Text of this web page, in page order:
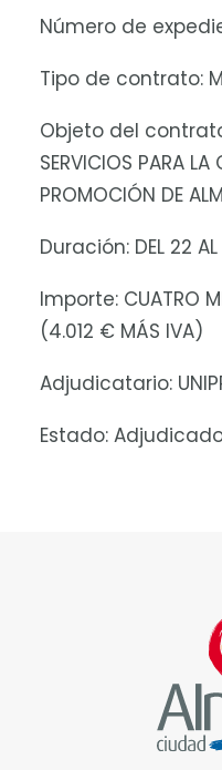
Número de
Tipo de contrato:
Objeto del contrato:
SERVICIOS PARA LA
PROMOCIÓN DE
Duración: DEL 22 AL
Importe: CUATRO
(4.012 € MÁS IVA)
Adjudicatario:
Estado: